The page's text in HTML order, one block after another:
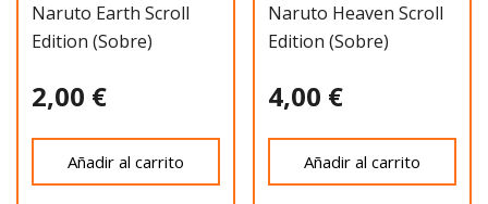
Naruto Earth Scroll
Edition (Sobre)
2,00 €
Añadir al carrito
Naruto Heaven Scroll
Edition (Sobre)
4,00 €
Añadir al carrito